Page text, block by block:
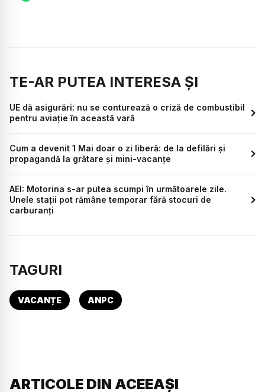
TE-AR PUTEA INTERESA ȘI
UE dă asigurări: nu se conturează o criză de combustibil
pentru aviație în această vară
Cum a devenit 1 Mai doar o zi liberă: de la defilări și
propagandă la grătare și mini-vacanțe
AEI: Motorina s-ar putea scumpi în următoarele zile.
Unele stații pot rămâne temporar fără stocuri de
carburanți
TAGURI
VACANȚE ANPC
ARTICOLE DIN ACEEAȘI